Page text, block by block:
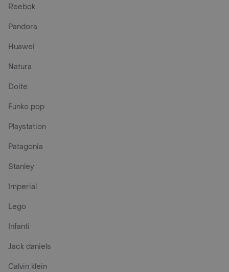
Reebok
Pandora
Huawei
Natura
Doite
Funko pop
Playstation
Patagonia
Stanley
Imperial
Lego
Infanti
Jack daniels
Calvin klein